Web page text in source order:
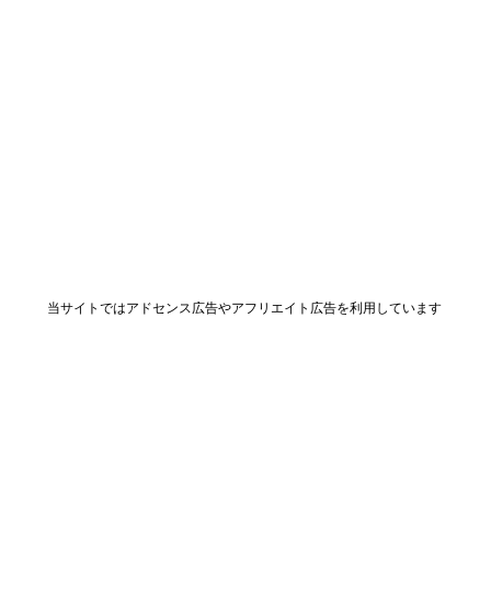
当サイトではアドセンス広告やアフリエイト広告を利用しています